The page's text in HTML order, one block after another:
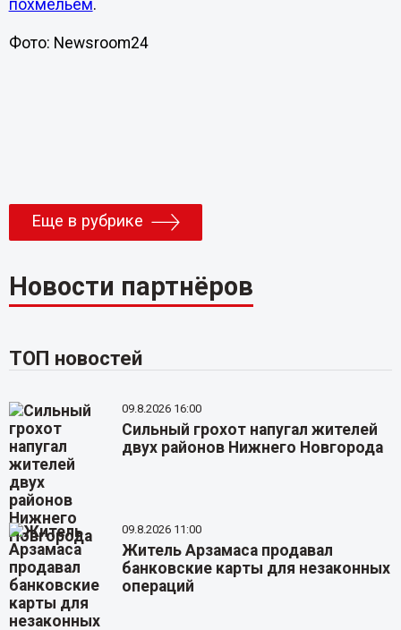
похмельем.
Фото: Newsroom24
Еще в рубрике
Новости партнёров
ТОП новостей
09.8.2026 16:00
Сильный грохот напугал жителей
двух районов Нижнего Новгорода
09.8.2026 11:00
Житель Арзамаса продавал
банковские карты для незаконных
операций